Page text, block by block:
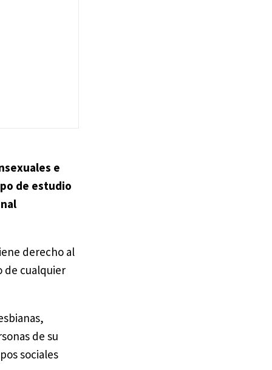
e
de estudio
derecho al
de cualquier
de su
sociales